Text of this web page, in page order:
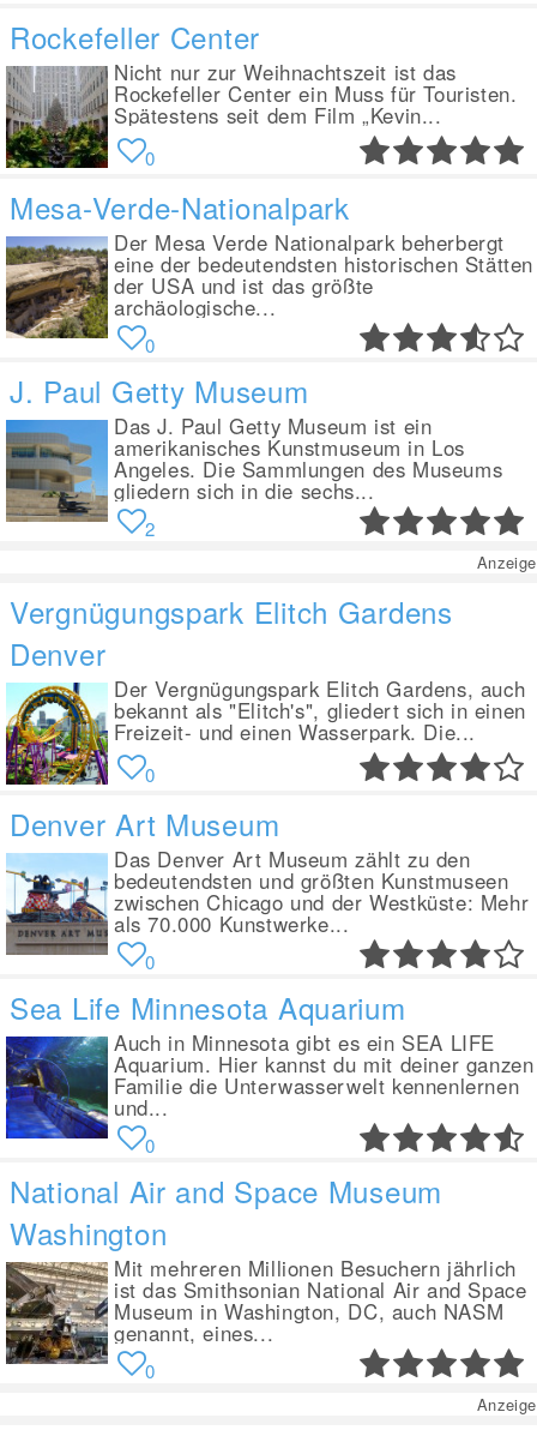
Rockefeller Center
Nicht nur zur Weihnachtszeit ist das
Rockefeller Center ein Muss für Touristen.
Spätestens seit dem Film „Kevin...
0
Mesa-Verde-Nationalpark
Der Mesa Verde Nationalpark beherbergt
eine der bedeutendsten historischen Stätten
der USA und ist das größte
archäologische...
0
J. Paul Getty Museum
Das J. Paul Getty Museum ist ein
amerikanisches Kunstmuseum in Los
Angeles. Die Sammlungen des Museums
gliedern sich in die sechs...
2
Anzeige
Vergnügungspark Elitch Gardens
Denver
Der Vergnügungspark Elitch Gardens, auch
bekannt als "Elitch's", gliedert sich in einen
Freizeit- und einen Wasserpark. Die...
0
Denver Art Museum
Das Denver Art Museum zählt zu den
bedeutendsten und größten Kunstmuseen
zwischen Chicago und der Westküste: Mehr
als 70.000 Kunstwerke...
0
Sea Life Minnesota Aquarium
Auch in Minnesota gibt es ein SEA LIFE
Aquarium. Hier kannst du mit deiner ganzen
Familie die Unterwasserwelt kennenlernen
und...
0
National Air and Space Museum
Washington
Mit mehreren Millionen Besuchern jährlich
ist das Smithsonian National Air and Space
Museum in Washington, DC, auch NASM
genannt, eines...
0
Anzeige